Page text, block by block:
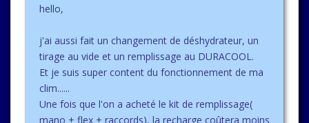
hello,
j'ai aussi fait un changement de déshydrateur, un
tirage au vide et un remplissage au DURACOOL.
Et je suis super content du fonctionnement de ma
clim......
Une fois que l'on a acheté le kit de remplissage(
mano + flex + raccords), la recharge coûtera moins